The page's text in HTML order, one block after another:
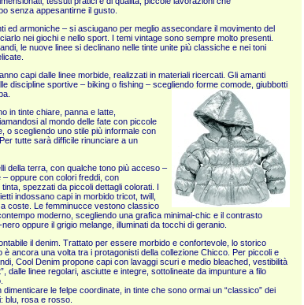
senza appesantirne il gusto.
ed armoniche – si asciugano per meglio assecondare il movimento del
nei giochi e nello sport. I temi vintage sono sempre molto presenti.
le nuove linee si declinano nelle tinte unite più classiche e nei toni
capi dalle linee morbide, realizzati in materiali ricercati. Gli amanti
discipline sportive – biking o fishing – scegliendo forme comode, giubbotti
in tinte chiare, panna e latte,
al mondo delle fate con piccole
o scegliendo uno stile più informale con
tutte sarà difficile rinunciare a un
della terra, con qualche tono più acceso –
oppure con colori freddi, con
spezzati da piccoli dettagli colorati. I
indossano capi in morbido tricot, twill,
coste. Le femminucce vestono classico
moderno, scegliendo una grafica minimal-chic e il contrasto
oppure il grigio melange, illuminati da tocchi di geranio.
il denim. Trattato per essere morbido e confortevole, lo storico
è ancora una volta tra i protagonisti della collezione Chicco. Per piccoli e
Cool Denim propone capi con lavaggi scuri e medio bleached, vestibilità
dalle linee regolari, asciutte e integre, sottolineate da impunture a filo
dimenticare le felpe coordinate, in tinte che sono ormai un “classico” dei
blu, rosa e rosso.